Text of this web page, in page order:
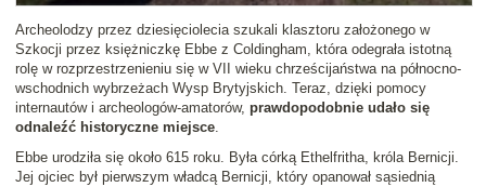
Archeolodzy przez dziesięciolecia szukali klasztoru założonego w
Szkocji przez księżniczkę Ebbe z Coldingham, która odegrała istotną
rolę w rozprzestrzenieniu się w VII wieku chrześcijaństwa na północno-
wschodnich wybrzeżach Wysp Brytyjskich. Teraz, dzięki pomocy
internautów i archeologów-amatorów, prawdopodobnie udało się
odnaleźć historyczne miejsce.
Ebbe urodziła się około 615 roku. Była córką Ethelfritha, króla Bernicji.
Jej ojciec był pierwszym władcą Bernicji, który opanował sąsiednią